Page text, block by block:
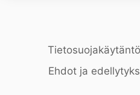
Tietosuojakäytäntö
Ehdot ja